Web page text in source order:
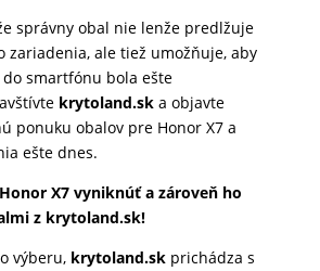
správny obal nie lenže predlžuje
zariadenia, ale tiež umožňuje, aby
smartfónu bola ešte
krytoland.ska objavte
ponuku obalov pre Honor X7 a
ešte dnes.
X7 vyniknúť a zároveň ho
z krytoland.sk!
výberu, krytoland.skprichádza s